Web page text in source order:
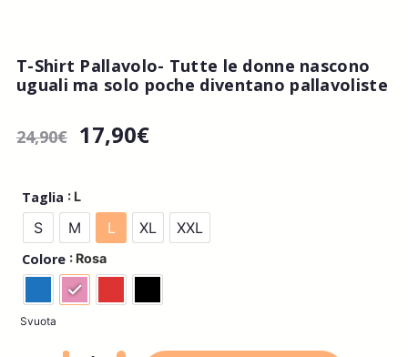
T-Shirt Pallavolo- Tutte le donne nascono
uguali ma solo poche diventano pallavoliste
24,90€ 17,90€
Taglia : L
S M L XL XXL
Colore : Rosa
Svuota